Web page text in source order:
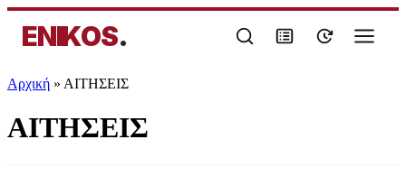
ENIKOS.
Αρχική » ΑΙΤΗΣΕΙΣ
ΑΙΤΗΣΕΙΣ